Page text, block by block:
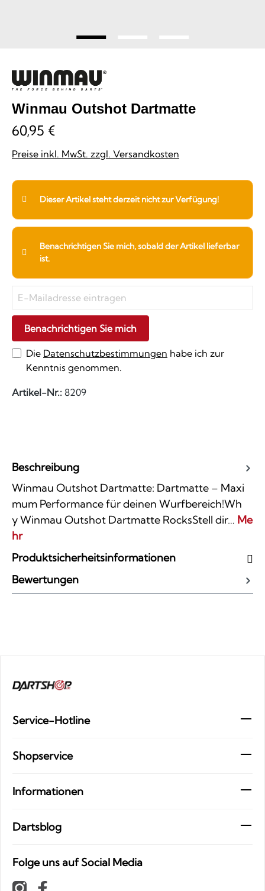
Winmau Outshot Dartmatte
60,95 €
Preise inkl. MwSt. zzgl. Versandkosten
Dieser Artikel steht derzeit nicht zur Verfügung!
Benachrichtigen Sie mich, sobald der Artikel lieferbar
ist.
Benachrichtigen Sie mich
Die Datenschutzbestimmungen habe ich zur
Kenntnis genommen.
Artikel-Nr.: 8209
Beschreibung
Winmau Outshot Dartmatte: Dartmatte – Maxi
mum Performance für deinen Wurfbereich!Wh
y Winmau Outshot Dartmatte RocksStell dir… Me
hr
Produktsicherheitsinformationen
Bewertungen
Service-Hotline
Shopservice
Informationen
Dartsblog
Folge uns auf Social Media